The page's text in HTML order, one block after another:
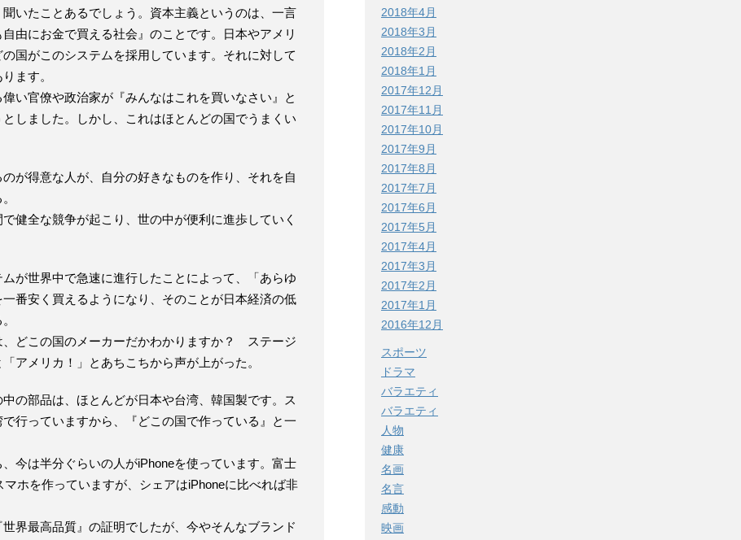
聞いたことあるでしょう。資本主義というのは、一言
由にお金で買える社会』のことです。日本やアメリ
国がこのシステムを採用しています。それに対して
ます。
い官僚や政治家が『みんなはこれを買いなさい』と
しました。しかし、これはほとんどの国でうまくい
が得意な人が、自分の好きなものを作り、それを自
健全な競争が起こり、世の中が便利に進歩していく
が世界中で急速に進行したことによって、「あらゆ
番安く買えるようになり、そのことが日本経済の低
、どこの国のメーカーだかわかりますか？ ステージ
アメリカ！」とあちこちから声が上がった。
中の部品は、ほとんどが日本や台湾、韓国製です。ス
行っていますから、『どこの国で作っている』と一
今は半分ぐらいの人がiPhoneを使っています。富士
ホを作っていますが、シェアはiPhoneに比べれば非
界最高品質』の証明でしたが、今やそんなブランド
2018年4月
2018年3月
2018年2月
2018年1月
2017年12月
2017年11月
2017年10月
2017年9月
2017年8月
2017年7月
2017年6月
2017年5月
2017年4月
2017年3月
2017年2月
2017年1月
2016年12月
スポーツ
ドラマ
バラエティ
バラエティ
人物
健康
名画
名言
感動
映画